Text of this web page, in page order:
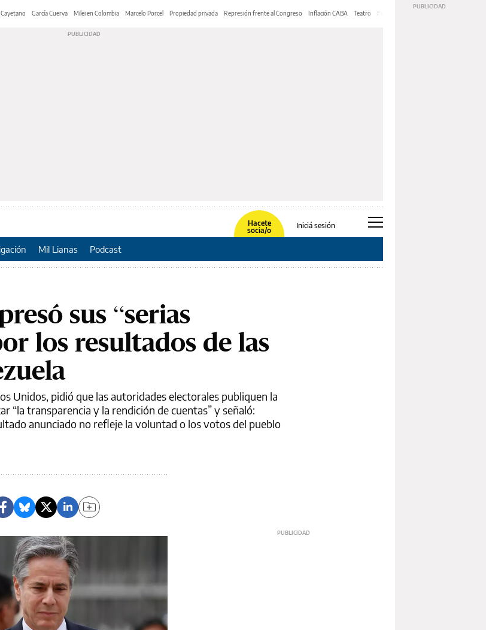
García Cuerva Milei en Colombia Marcelo Porcel Propiedad privada Represión frente al Congreso Inflación CABA Teatro Feria de Editores
Hacete
socia/o
Iniciá sesión
Mil Lianas Podcast
sus “serias
los resultados de las
Unidos, pidió que las autoridades electorales publiquen la
“la transparencia y la rendición de cuentas” y señaló:
anunciado no refleje la voluntad o los votos del pueblo